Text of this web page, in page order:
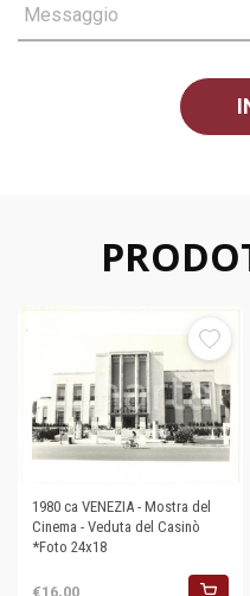
Messaggio
1980 ca VENEZIA - Mostra del
Cinema - Veduta del Casinò
*Foto 24x18
€16,00